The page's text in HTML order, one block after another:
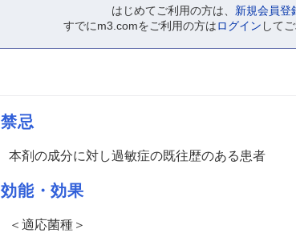
はじめてご利用の方は、 新規会員登
すでにm3.comをご利用の方はログイン して
禁忌
本剤の成分に対し過敏症の既往歴のある患者
効能・効果
＜適応菌種＞